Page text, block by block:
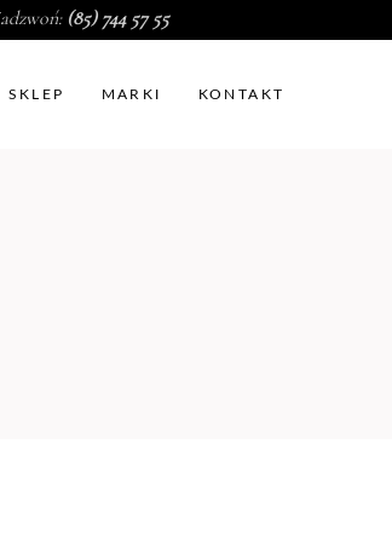
(85) 744 57 55
SKLEP MARKI KONTAKT